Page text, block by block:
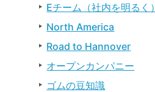
Eチーム（社内を明るく）
North America
Road to Hannover
オープンカンパニー
ゴムの豆知識